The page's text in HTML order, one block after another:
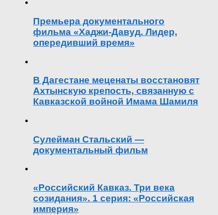
Премьера документального
фильма «Хаджи-Давуд. Лидер,
опередивший время»
В Дагестане меценаты восстановят
Ахтынскую крепость, связанную с
Кавказской войной Имама Шамиля
Сулейман Стальский —
документальный фильм
«Российский Кавказ. Три века
созидания». 1 серия: «Российская
империя»